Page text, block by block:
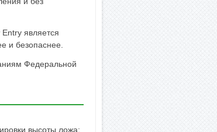
является
и безопаснее.
Федеральной
высоты ложа: